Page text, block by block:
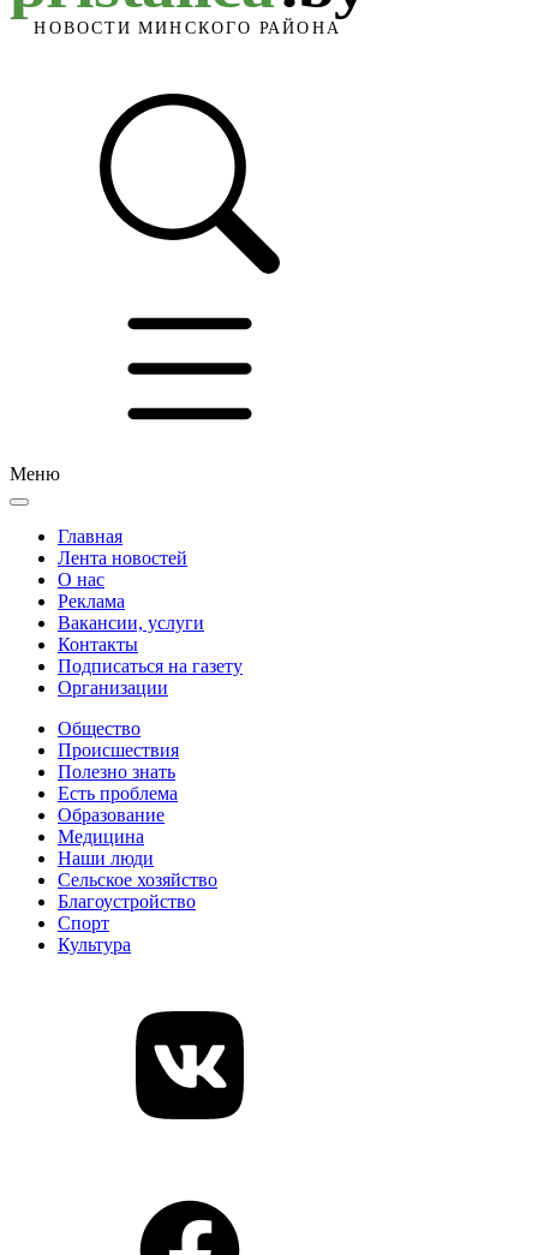
Меню
Главная
Лента новостей
О нас
Реклама
Вакансии, услуги
Контакты
Подписаться на газету
Организации
Общество
Происшествия
Полезно знать
Есть проблема
Образование
Медицина
Наши люди
Сельское хозяйство
Благоустройство
Спорт
Культура